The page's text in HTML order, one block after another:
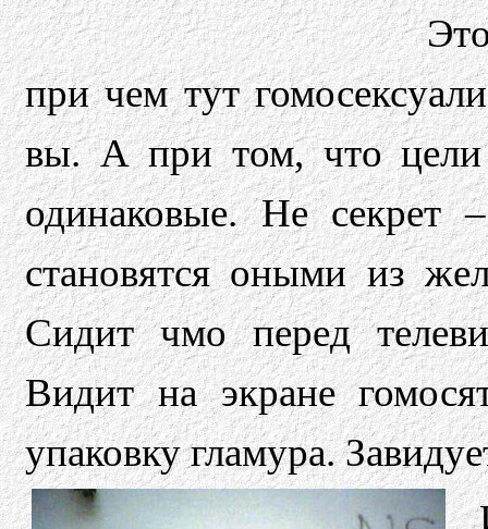
при чем тут
вы. А при том, что цели
одинаковые. Не секрет
становятся оными из
Сидит чмо перед
Видит на экране
упаковку гламура.